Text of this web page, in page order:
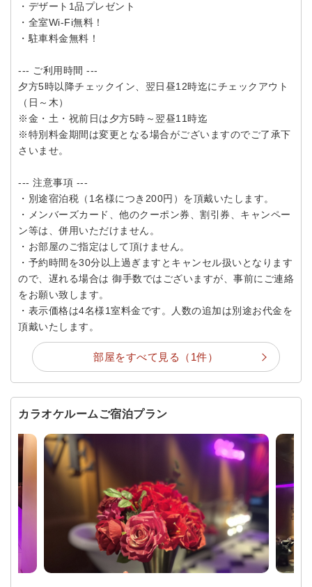
・デザート1品プレゼント
・全室Wi-Fi無料！
・駐車料金無料！
--- ご利用時間 ---
夕方5時以降チェックイン、翌日昼12時迄にチェックアウト
（日～木）
※金・土・祝前日は夕方5時～翌昼11時迄
※特別料金期間は変更となる場合がございますのでご了承下
さいませ。
--- 注意事項 ---
・別途宿泊税（1名様につき200円）を頂戴いたします。
・メンバーズカード、他のクーポン券、割引券、キャンペー
ン等は、併用いただけません。
・お部屋のご指定はして頂けません。
・予約時間を30分以上過ぎますとキャンセル扱いとなります
ので、遅れる場合は 御手数ではございますが、事前にご連絡
をお願い致します。
・表示価格は4名様1室料金です。人数の追加は別途お代金を
頂戴いたします。
部屋をすべて見る（1件）
カラオケルームご宿泊プラン